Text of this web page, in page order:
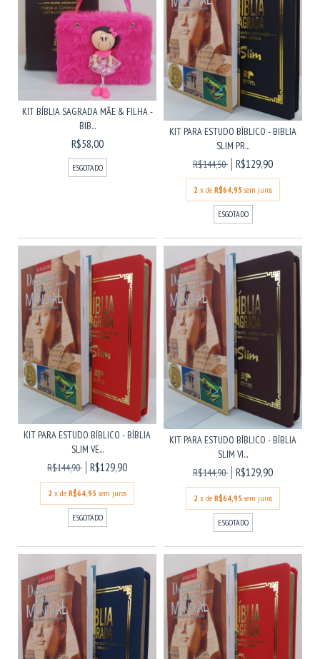
KIT BÍBLIA SAGRADA MÃE & FILHA -
BIB...
R$58,00
ESGOTADO
KIT PARA ESTUDO BÍBLICO - BIBLIA
SLIM PR...
R$144,50
R$129,90
2 x de R$64,95 sem juros
ESGOTADO
KIT PARA ESTUDO BÍBLICO - BÍBLIA
SLIM VE...
R$144,90
R$129,90
2 x de R$64,95 sem juros
ESGOTADO
KIT PARA ESTUDO BÍBLICO - BÍBLIA
SLIM VI...
R$144,90
R$129,90
2 x de R$64,95 sem juros
ESGOTADO